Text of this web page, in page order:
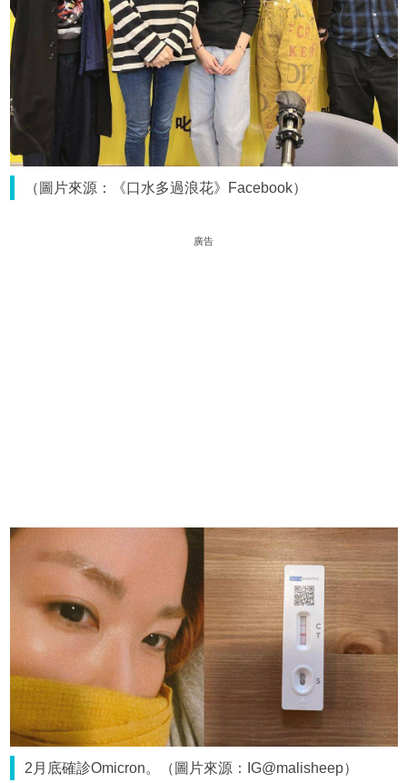
（圖片來源：《口水多過浪花》Facebook）
廣告
2月底確診Omicron。（圖片來源：IG@malisheep）